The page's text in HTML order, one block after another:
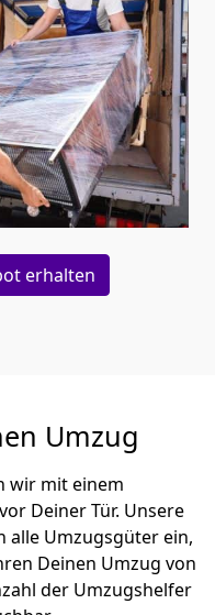
erhalten
Umzug
wir mit einem
Deiner Tür. Unsere
alle Umzugsgüter ein,
Deinen Umzug von
der Umzugshelfer